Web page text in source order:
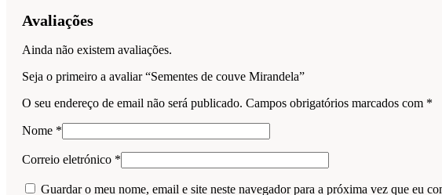
Avaliações
Ainda não existem avaliações.
Seja o primeiro a avaliar “Sementes de couve Mirandela”
O seu endereço de email não será publicado. Campos obrigatórios marcados com *
Nome *
Correio eletrónico *
Guardar o meu nome, email e site neste navegador para a próxima vez que eu